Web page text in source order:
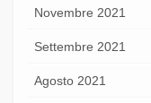
Novembre 2021
Settembre 2021
Agosto 2021